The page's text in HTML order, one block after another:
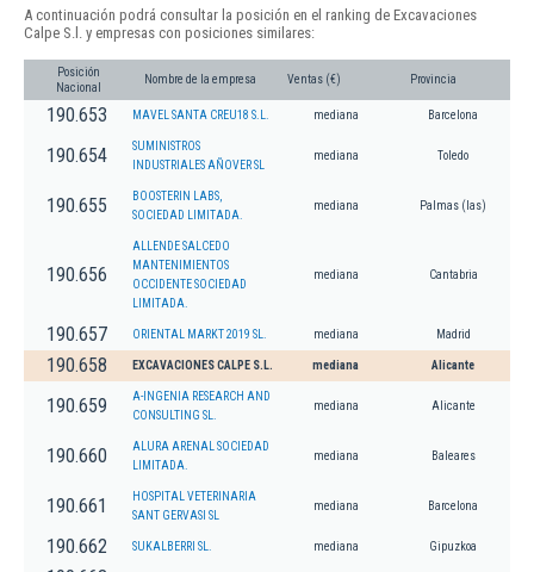
A continuación podrá consultar la posición en el ranking de Excavaciones
Calpe S.l. y empresas con posiciones similares:
Posición
Nacional
Nombre de la empresa Ventas (€) Provincia
190.653 MAVEL SANTA CREU18 S.L. mediana Barcelona
190.654
SUMINISTROS
INDUSTRIALES AÑOVER SL
mediana Toledo
190.655
BOOSTERIN LABS,
SOCIEDAD LIMITADA.
mediana Palmas (las)
190.656
ALLENDE SALCEDO
MANTENIMIENTOS
OCCIDENTE SOCIEDAD
LIMITADA.
mediana Cantabria
190.657 ORIENTAL MARKT 2019 SL. mediana Madrid
190.658 EXCAVACIONES CALPE S.L. mediana Alicante
190.659
A-INGENIA RESEARCH AND
CONSULTING SL.
mediana Alicante
190.660
ALURA ARENAL SOCIEDAD
LIMITADA.
mediana Baleares
190.661
HOSPITAL VETERINARIA
SANT GERVASI SL
mediana Barcelona
190.662 SUKALBERRI SL. mediana Gipuzkoa